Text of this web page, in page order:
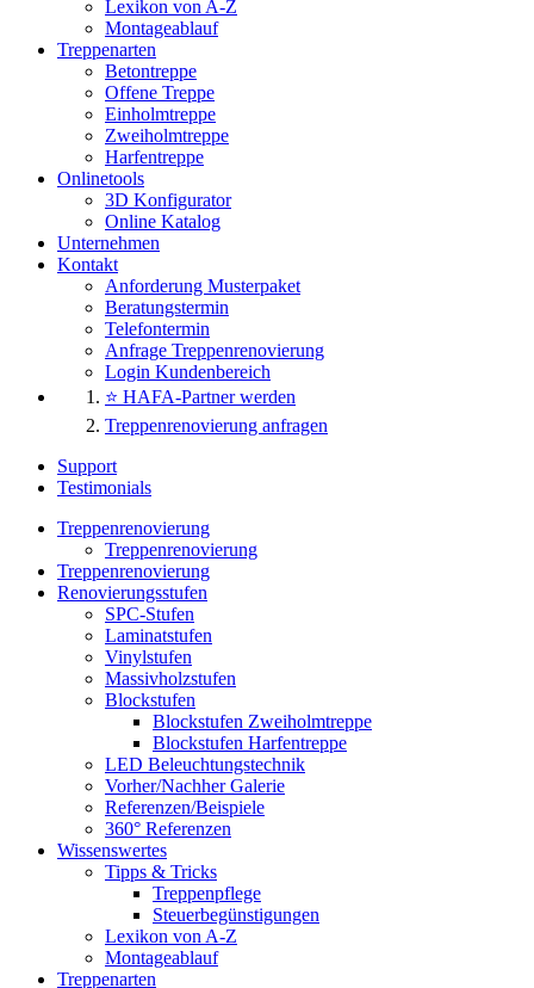
Lexikon von A-Z
Montageablauf
Treppenarten
Betontreppe
Offene Treppe
Einholmtreppe
Zweiholmtreppe
Harfentreppe
Onlinetools
3D Konfigurator
Online Katalog
Unternehmen
Kontakt
Anforderung Musterpaket
Beratungstermin
Telefontermin
Anfrage Treppenrenovierung
Login Kundenbereich
⭐ HAFA-Partner werden
Treppenrenovierung anfragen
Support
Testimonials
Treppenrenovierung
Treppenrenovierung
Treppenrenovierung
Renovierungsstufen
SPC-Stufen
Laminatstufen
Vinylstufen
Massivholzstufen
Blockstufen
Blockstufen Zweiholmtreppe
Blockstufen Harfentreppe
LED Beleuchtungstechnik
Vorher/Nachher Galerie
Referenzen/Beispiele
360° Referenzen
Wissenswertes
Tipps & Tricks
Treppenpflege
Steuerbegünstigungen
Lexikon von A-Z
Montageablauf
Treppenarten